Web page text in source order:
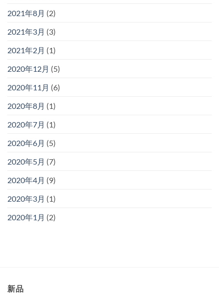
2021年8月 (2)
2021年3月 (3)
2021年2月 (1)
2020年12月 (5)
2020年11月 (6)
2020年8月 (1)
2020年7月 (1)
2020年6月 (5)
2020年5月 (7)
2020年4月 (9)
2020年3月 (1)
2020年1月 (2)
新品